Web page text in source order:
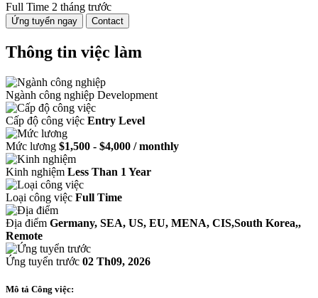
Full Time 2 tháng trước
Ứng tuyển ngay Contact
Thông tin việc làm
Ngành công nghiệp Development
Cấp độ công việc Entry Level
Mức lương $1,500 - $4,000 / monthly
Kinh nghiệm Less Than 1 Year
Loại công việc Full Time
Địa điểm Germany, SEA, US, EU, MENA, CIS,South Korea,,
Remote
Ứng tuyển trước 02 Th09, 2026
Mô tả Công việc: